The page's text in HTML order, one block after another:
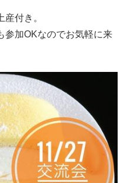
付き。
参加OKなのでお気軽に来